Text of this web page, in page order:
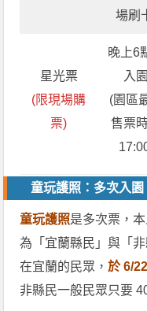
場刷
星光票
(限現場購
票)
晚上6
入園
(園區
售票
童玩護照：多次入園
童玩護照是多次票，
為「宜蘭縣民」與「
在宜蘭的民眾，於 6/
非縣民一般民眾只要